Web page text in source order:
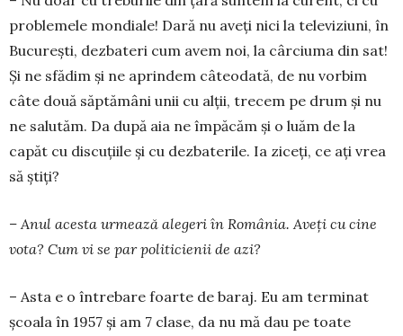
problemele mon­dia­le! Dară nu aveți nici la televiziuni, în
București, dez­­ba­­­teri cum avem noi, la cârciu­ma din sat!
Și ne sfădim și ne aprindem câteodată, de nu vorbim
câte două săptămâni unii cu alții, trecem pe drum și nu
ne salutăm. Da după aia ne împăcăm și o luăm de la
capăt cu discuțiile și cu dezbaterile. Ia ziceți, ce ați vrea
să știți?
– Anul acesta urmează alegeri în România. Aveți cu cine
vota? Cum vi se par politicienii de azi?
– Asta e o întrebare foarte de baraj. Eu am terminat
școala în 1957 și am 7 clase, da nu mă dau pe toate